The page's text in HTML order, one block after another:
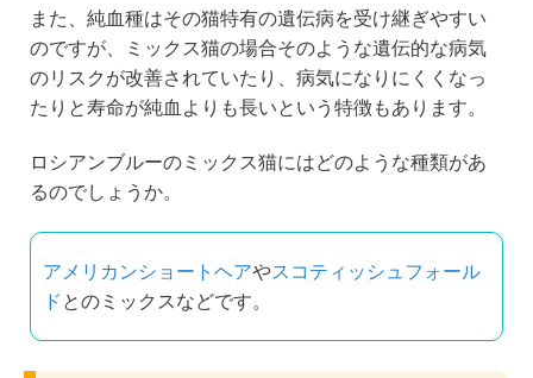
また、純血種はその猫特有の遺伝病を受け継ぎやすい
のですが、ミックス猫の場合そのような遺伝的な病気
のリスクが改善されていたり、病気になりにくくなっ
たりと寿命が純血よりも長いという特徴もあります。
ロシアンブルーのミックス猫にはどのような種類があ
るのでしょうか。
アメリカンショートヘアやスコティッシュフォール
ド とのミックスなどです。